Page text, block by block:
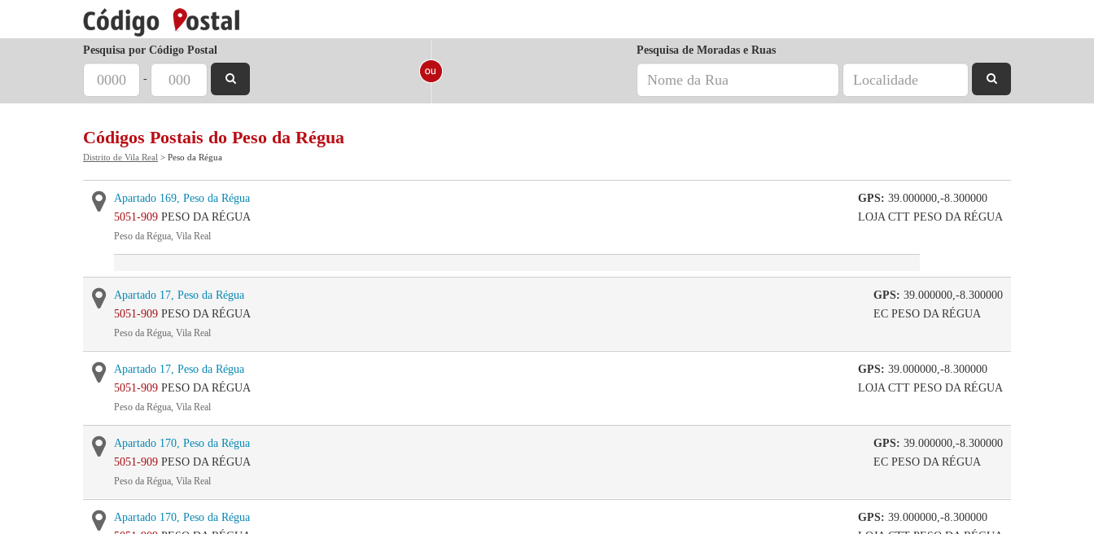
Pesquisa por Código Postal
-
Pesquisa de Moradas e Ruas
Códigos Postais do Peso da Régua
Distrito de Vila Real > Peso da Régua
GPS: 39.000000,-8.300000
LOJA CTT PESO DA RÉGUA
Apartado 169, Peso da Régua
5051-909 PESO DA RÉGUA
Peso da Régua, Vila Real
GPS: 39.000000,-8.300000
EC PESO DA RÉGUA
Apartado 17, Peso da Régua
5051-909 PESO DA RÉGUA
Peso da Régua, Vila Real
GPS: 39.000000,-8.300000
LOJA CTT PESO DA RÉGUA
Apartado 17, Peso da Régua
5051-909 PESO DA RÉGUA
Peso da Régua, Vila Real
GPS: 39.000000,-8.300000
EC PESO DA RÉGUA
Apartado 170, Peso da Régua
5051-909 PESO DA RÉGUA
Peso da Régua, Vila Real
GPS: 39.000000,-8.300000
Apartado 170, Peso da Régua